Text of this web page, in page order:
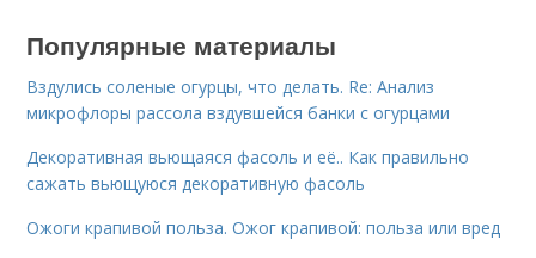
Популярные материалы
Вздулись соленые огурцы, что делать. Re: Анализ
микрофлоры рассола вздувшейся банки с огурцами
Декоративная вьющаяся фасоль и её.. Как правильно
сажать вьющуюся декоративную фасоль
Ожоги крапивой польза. Ожог крапивой: польза или вред